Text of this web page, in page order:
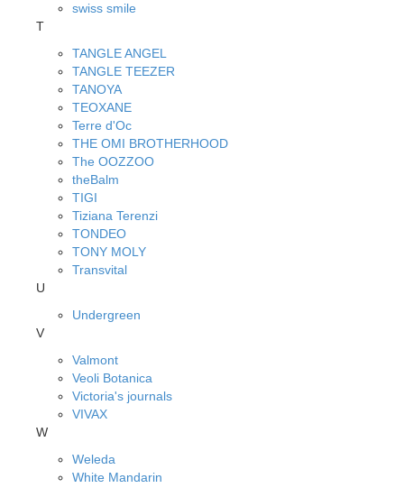
swiss smile
T
TANGLE ANGEL
TANGLE TEEZER
TANOYA
TEOXANE
Terre d'Oc
THE OMI BROTHERHOOD
The OOZZOO
theBalm
TIGI
Tiziana Terenzi
TONDEO
TONY MOLY
Transvital
U
Undergreen
V
Valmont
Veoli Botanica
Victoria's journals
VIVAX
W
Weleda
White Mandarin